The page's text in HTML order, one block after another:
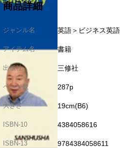
商品詳細
ジャンル名 英語＞ビジネス英
アイテム名 書籍
出版社 三修社
ページ数 287p
大きさ 19cm(B6)
ISBN-10 4384058616
ISBN-13 9784384058611